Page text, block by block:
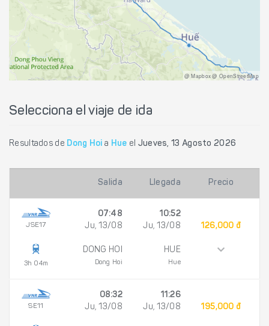
@ Mapbox @ OpenStreetMap
Selecciona el viaje de ida
Resultados de Dong Hoi a Hue el Jueves, 13 Agosto 2026
Salida Llegada Precio
JSE17
3h 04m
07:48
Ju, 13/08
DONG HOI
Dong Hoi
10:52
Ju, 13/08
HUE
Hue
126,000 đ
SE11
08:32
Ju, 13/08
11:26
Ju, 13/08
195,000 đ